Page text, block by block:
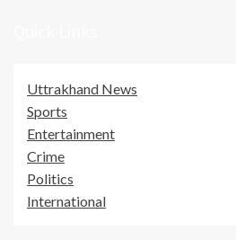
Uttrakhand News
Sports
Entertainment
Crime
Politics
International